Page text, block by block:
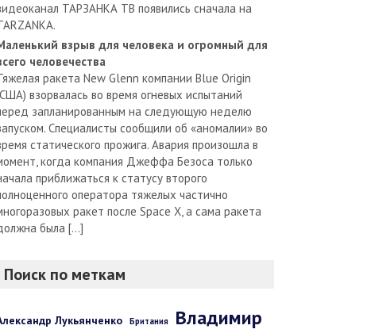
ТАРЗАНКА ТВ появились сначала на
взрыв для человека и огромный для
человечества
ракета New Glenn компании Blue Origin
взорвалась во время огневых испытаний
запланированным на следующую неделю
Специалисты сообщили об «аномалии» во
статического прожига. Авария произошла в
когда компания Джеффа Безоса только
приближаться к статусу второго
оператора тяжелых частично
ракет после Space X, а сама ракета
была […]
Поиск по меткам
Лукьянченко Британия Владимир